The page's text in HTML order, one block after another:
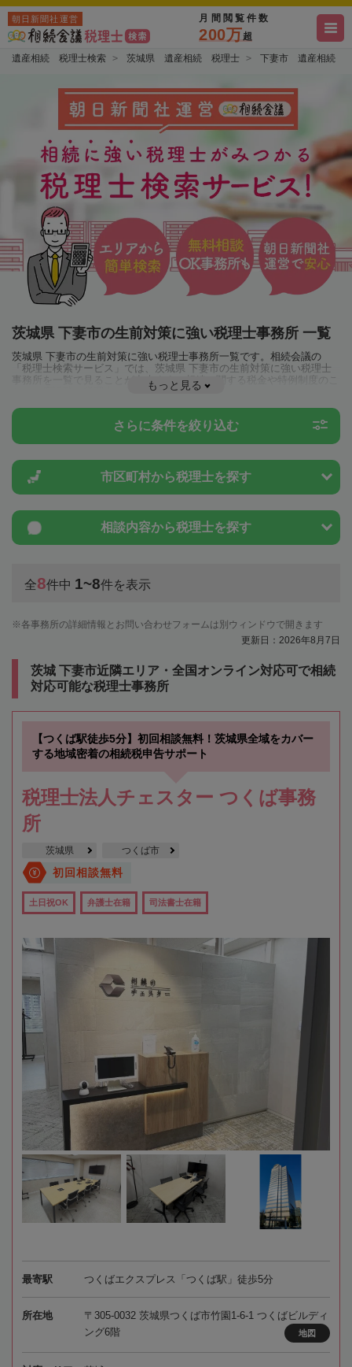
朝日新聞社運営 月間閲覧件数
200万超
遺産相続 税理士検索 茨城県 遺産相続 税理士 下妻市 遺産相続
茨城県 下妻市の生前対策に強い税理士事務所 一覧
茨城県 下妻市の生前対策に強い税理士事務所一覧です。相続会議の
「税理士検索サービス」では、茨城県 下妻市の生前対策に強い税理士
事務所を一覧で見ることが出来ます。相続に関する税金や特例制度のこ
とは一度近隣の税理士に相談してみましょう。
もっと見る
さらに条件を絞り込む
市区町村から税理士を探す
相談内容から税理士を探す
全8件中 1~8件を表示
各事務所の詳細情報とお問い合わせフォームは別ウィンドウで開きます
更新日：2026年8月7日
茨城 下妻市近隣エリア・全国オンライン対応可で相続
対応可能な税理士事務所
【つくば駅徒歩5分】初回相談無料！茨城県全域をカバー
する地域密着の相続税申告サポート
税理士法人チェスター つくば事務
所
茨城県 つくば市
初回相談無料
土日祝OK 弁護士在籍 司法書士在籍
最寄駅 つくばエクスプレス「つくば駅」徒歩5分
所在地
〒305-0032 茨城県つくば市竹園1-6-1 つくばビルディ
ング6階
地図